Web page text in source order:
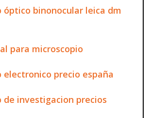
óptico binonocular leica dm
para microscopio
electronico precio españa
de investigacion precios